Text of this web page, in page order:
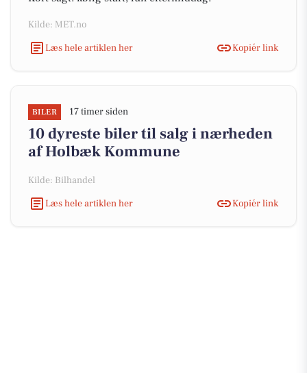
Kilde: MET.no
Læs hele artiklen her
Kopiér link
BILER 17 timer siden
10 dyreste biler til salg i nærheden
af Holbæk Kommune
Kilde: Bilhandel
Læs hele artiklen her
Kopiér link